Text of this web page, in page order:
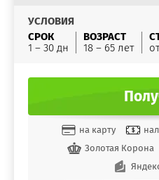
УСЛОВИЯ
СРОК
1 – 30 дн
ВОЗРАСТ
18 – 65 лет
на карту
Золотая Корона